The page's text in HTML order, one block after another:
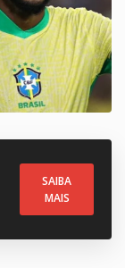
SAIBA
MAIS